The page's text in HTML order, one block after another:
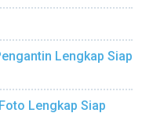
Lengkap Siap
Lengkap Siap